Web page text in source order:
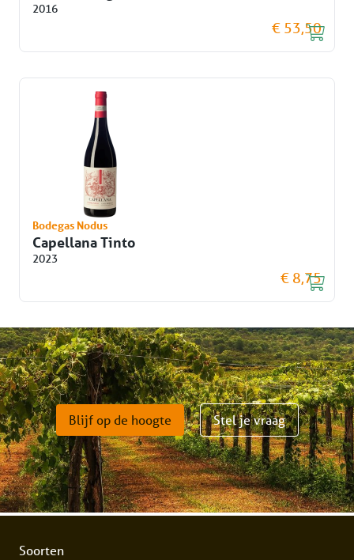
2016
€ 53,50
Bodegas Nodus
Capellana Tinto
2023
€ 8,75
Blijf op de hoogte Stel je vraag
Soorten